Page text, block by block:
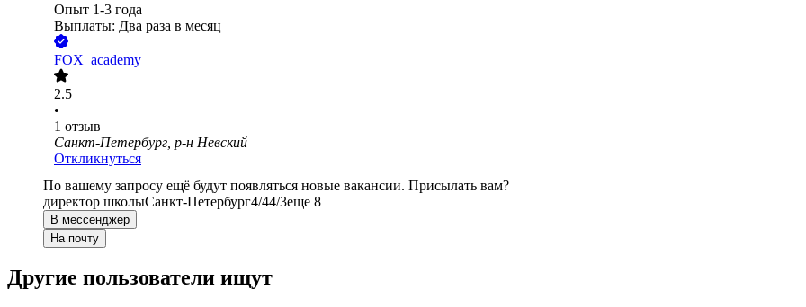
Опыт 1-3 года
Выплаты: Два раза в месяц
FOX_academy
2.5
•
1 отзыв
Санкт-Петербург, р-н Невский
Откликнуться
По вашему запросу ещё будут появляться новые вакансии. Присылать вам?
директор школыСанкт-Петербург4/44/3еще 8
В мессенджер
На почту
Другие пользователи ищут